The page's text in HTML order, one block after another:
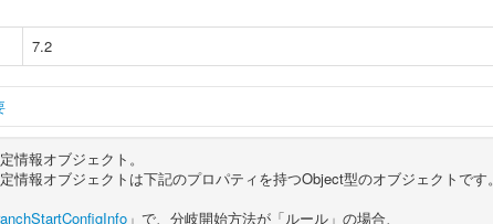
7.2
情報オブジェクト。
情報オブジェクトは下記のプロパティを持つObject型のオブジェクトです。
」で、分岐開始方法が「ルール」の場合、